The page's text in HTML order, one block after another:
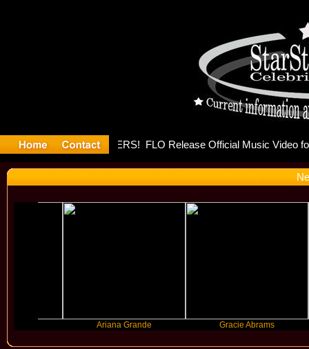
Ariana Grande Gracie Abrams